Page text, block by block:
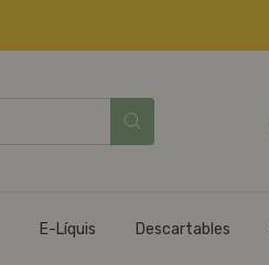
E-Líquis Descartables